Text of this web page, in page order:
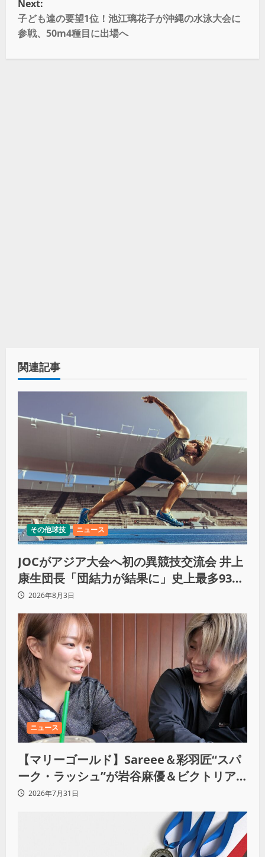
Next:
子ども達の要望1位！池江璃花子が沖縄の水泳大会に
参戦、50m4種目に出場へ
関連記事
その他球技 ニュース
JOCがアジア大会へ初の異競技交流会 井上
康生団長「団結力が結果に」史上最多933
人2026年8月3日
ニュース
【マリーゴールド】Sareee＆彩羽匠“スパ
ーク・ラッシュ”が岩谷麻優＆ビクトリア
弓月と激突！ YouTubeで緊急参戦合意
2026年7月31日